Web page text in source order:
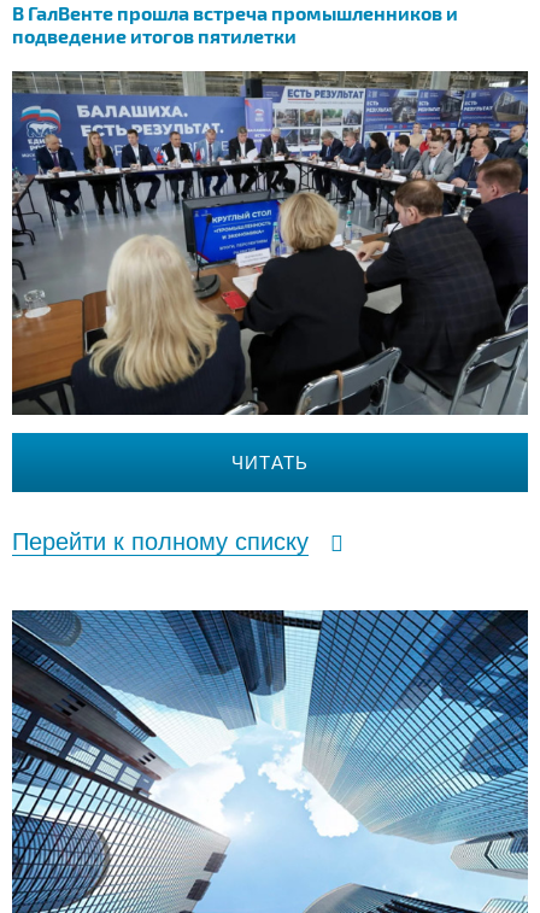
В ГалВенте прошла встреча промышленников и
подведение итогов пятилетки
ЧИТАТЬ
Перейти к полному списку